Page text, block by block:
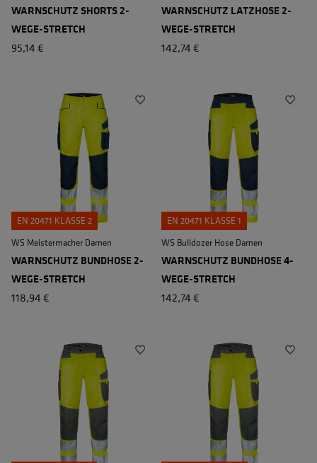
WARNSCHUTZ SHORTS 2-
WEGE-STRETCH
95,14 €
WARNSCHUTZ LATZHOSE 2-
WEGE-STRETCH
142,74 €
EN 20471 KLASSE 2
WS Meistermacher Damen
WARNSCHUTZ BUNDHOSE 2-
WEGE-STRETCH
118,94 €
EN 20471 KLASSE 1
WS Bulldozer Hose Damen
WARNSCHUTZ BUNDHOSE 4-
WEGE-STRETCH
142,74 €